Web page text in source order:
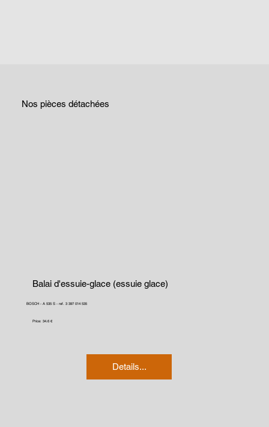
Nos pièces détachées
Balai d'essuie-glace (essuie glace)
BOSCH - A 535 S - ref. 3 397 014 535
Price: 34.6 €
Details...